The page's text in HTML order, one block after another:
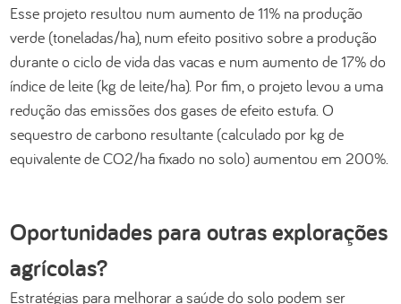
Esse projeto resultou num aumento de 11% na produção
verde (toneladas/ha), num efeito positivo sobre a produção
durante o ciclo de vida das vacas e num aumento de 17% do
índice de leite (kg de leite/ha). Por fim, o projeto levou a uma
redução das emissões dos gases de efeito estufa. O
sequestro de carbono resultante (calculado por kg de
equivalente de CO2/ha fixado no solo) aumentou em 200%.
Oportunidades para outras explorações
agrícolas?
Estratégias para melhorar a saúde do solo podem ser